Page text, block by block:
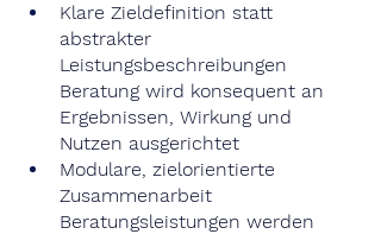
Klare Zieldefinition statt
abstrakter
Leistungsbeschreibungen
Beratung wird konsequent an
Ergebnissen, Wirkung und
Nutzen ausgerichtet
Modulare, zielorientierte
Zusammenarbeit
Beratungsleistungen werden